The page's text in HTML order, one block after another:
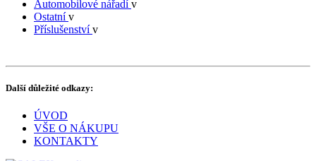
Automobilové nářadív
Ostatnív
Příslušenstvív
Další důležité odkazy:
ÚVOD
VŠE O NÁKUPU
KONTAKTY